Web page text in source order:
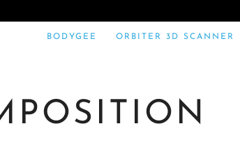
BODYGEE ORBITER 3D SCANNER